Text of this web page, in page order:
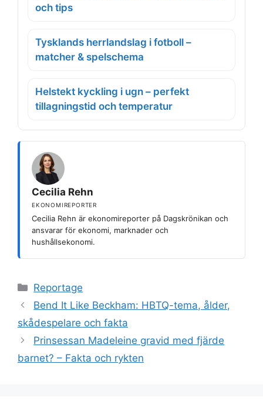
och tips
Tysklands herrlandslag i fotboll –
matcher & spelschema
Helstekt kyckling i ugn – perfekt
tillagningstid och temperatur
Cecilia Rehn
EKONOMIREPORTER
Cecilia Rehn är ekonomireporter på Dagskrönikan och
ansvarar för ekonomi, marknader och
hushållsekonomi.
Kategorier
Reportage
Bend It Like Beckham: HBTQ-tema, ålder,
skådespelare och fakta
Prinsessan Madeleine gravid med fjärde
barnet? – Fakta och rykten